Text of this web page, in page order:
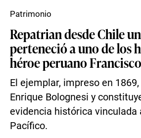
Repatrian desde Chile
perteneció a uno de los
héroe peruano
El ejemplar, impreso en
Enrique Bolognesi y
evidencia histórica vinculada
Pacífico.
Patrimonio